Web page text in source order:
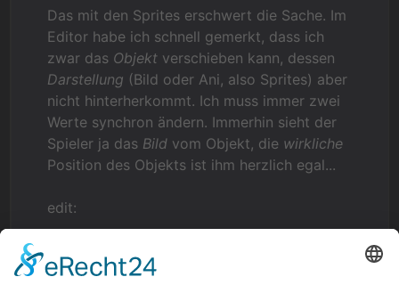
Das mit den Sprites erschwert die Sache. Im
Editor habe ich schnell gemerkt, dass ich
zwar das Objekt verschieben kann, dessen
Darstellung (Bild oder Ani, also Sprites) aber
nicht hinterherkommt. Ich muss immer zwei
Werte synchron ändern. Immerhin sieht der
Spieler ja das Bild vom Objekt, die wirkliche
Position des Objekts ist ihm herzlich egal...
edit:
“
Ich mach mir mal n paar gedanken zu der